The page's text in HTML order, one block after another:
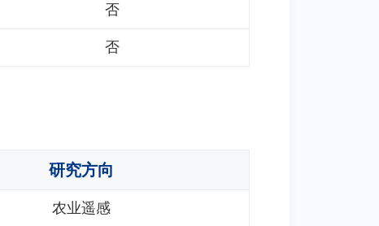
否
否
研究方向
农业遥感